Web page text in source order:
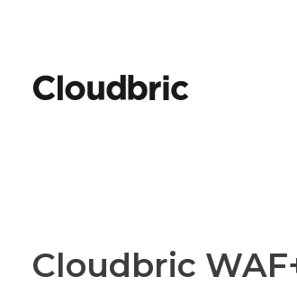
Cloudbric